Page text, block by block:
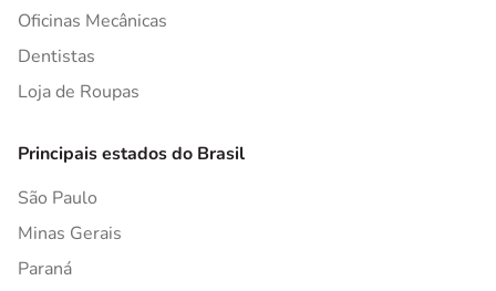
Oficinas Mecânicas
Dentistas
Loja de Roupas
Principais estados do Brasil
São Paulo
Minas Gerais
Paraná